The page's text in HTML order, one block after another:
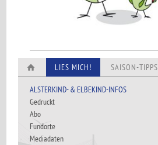
LIES MICH! SAISON-TIPPS
ALSTERKIND- & ELBEKIND-INFOS
Gedruckt
Abo
Fundorte
Mediadaten